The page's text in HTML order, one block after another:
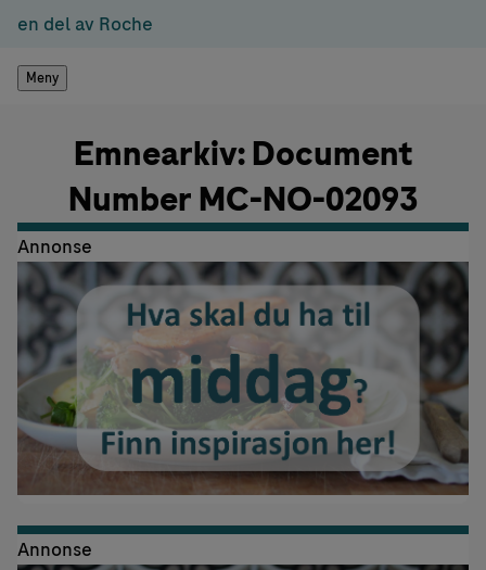
en del av Roche
Meny
Emnearkiv: Document
Number MC-NO-02093
Annonse
Annonse